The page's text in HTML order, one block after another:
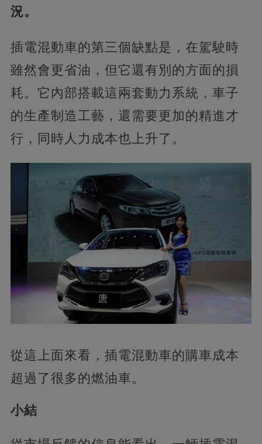
況。
插電混動車的第三個缺點是，在駕駛時
雖然會更省油，但它還有別的方面的損
耗。它內部搭載這兩套動力系統，車子
的生產制造工藝，還需要更加的精進才
行，同時人力成本也上升了。
從這上面來看，插電混動車的購車成本
超過了很多的燃油車。
小結